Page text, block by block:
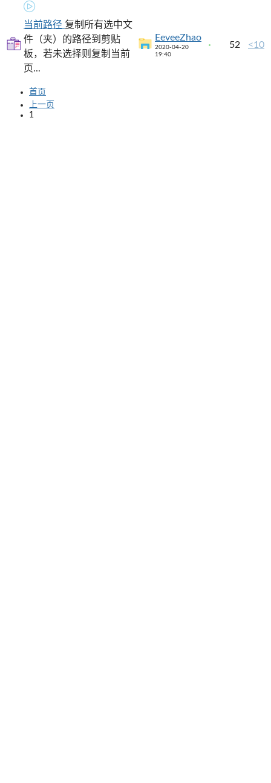
当前路径 复制所有选中文
件（夹）的路径到剪贴
板，若未选择则复制当前
页...
EeveeZhao
2020-04-20
19:40
52 <10
首页
上一页
1